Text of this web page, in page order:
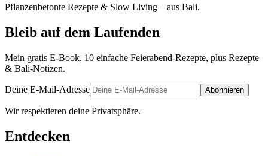
Pflanzenbetonte Rezepte & Slow Living – aus Bali.
Bleib auf dem Laufenden
Mein gratis E-Book, 10 einfache Feierabend-Rezepte, plus Rezepte
& Bali-Notizen.
Deine E-Mail-Adresse Abonnieren
Wir respektieren deine Privatsphäre.
Entdecken